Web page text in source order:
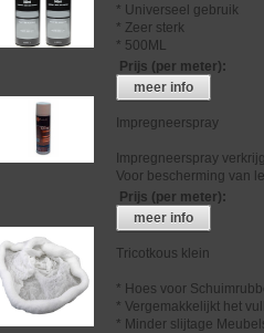
* Universeel gebruik
* Zeer sterk
* 500ML
Prijs (per meter):
meer info
Impregneerspray
Impregneerspray
Voor bescherming van
Prijs (per meter):
meer info
Tricotkous klein
* Hoes voor
* Vergemakkelijkt het
* Minder slijtage